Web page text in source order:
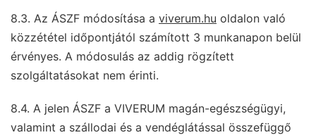
8.3. Az ÁSZF módosítása a viverum.hu oldalon való
közzététel időpontjától számított 3 munkanapon belül
érvényes. A módosulás az addig rögzített
szolgáltatásokat nem érinti.
8.4. A jelen ÁSZF a VIVERUM magán-egészségügyi,
valamint a szállodai és a vendéglátással összefüggő